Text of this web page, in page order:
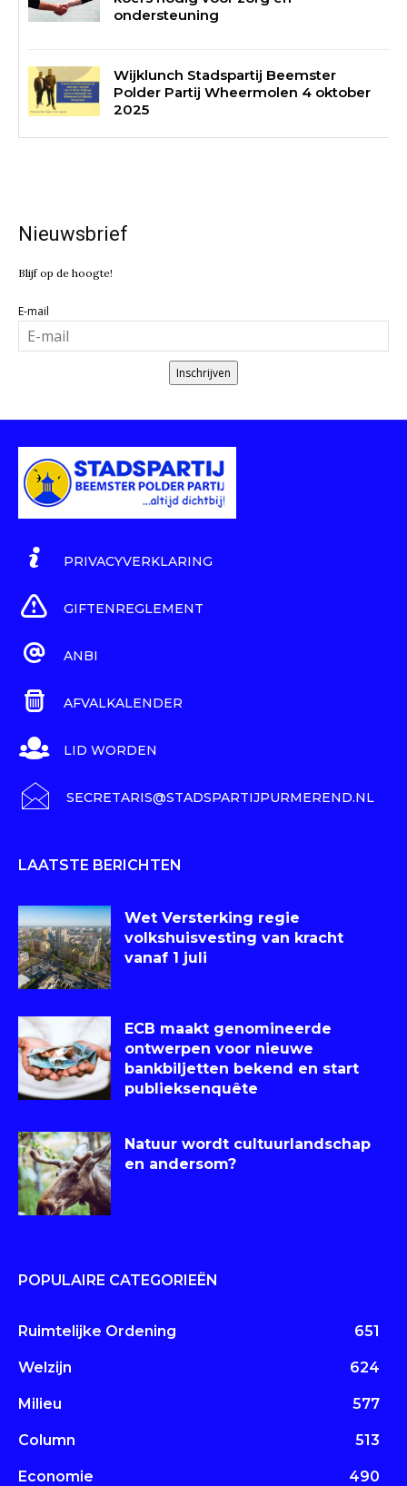
ondersteuning
Wijklunch Stadspartij Beemster
Polder Partij Wheermolen 4 oktober
2025
Nieuwsbrief
Blijf op de hoogte!
E-mail
Inschrijven
PRIVACYVERKLARING
GIFTENREGLEMENT
ANBI
AFVALKALENDER
LID WORDEN
SECRETARIS@STADSPARTIJPURMEREND.NL
LAATSTE BERICHTEN
Wet Versterking regie
volkshuisvesting van kracht
vanaf 1 juli
ECB maakt genomineerde
ontwerpen voor nieuwe
bankbiljetten bekend en start
publieksenquête
Natuur wordt cultuurlandschap
en andersom?
POPULAIRE CATEGORIEËN
Ruimtelijke Ordening 651
Welzijn 624
Milieu 577
Column 513
Economie 490